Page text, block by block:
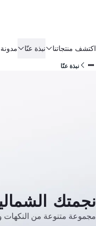
اكتشف منتجاتنا نبذة عنّا مدونة
نبذة عنّا
نجمتك
مجموعة متنوعة من النكهات